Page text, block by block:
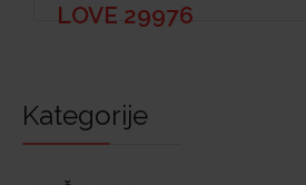
LOVE 29976
Kategorije